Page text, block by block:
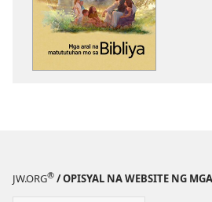
JW.ORG® / OPISYAL NA WEBSITE NG